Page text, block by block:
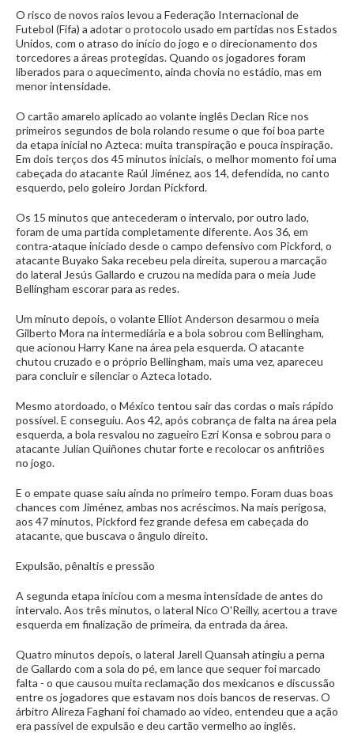
O risco de novos raios levou a Federação Internacional de
Futebol (Fifa) a adotar o protocolo usado em partidas nos Estados
Unidos, com o atraso do início do jogo e o direcionamento dos
torcedores a áreas protegidas. Quando os jogadores foram
liberados para o aquecimento, ainda chovia no estádio, mas em
menor intensidade.
O cartão amarelo aplicado ao volante inglês Declan Rice nos
primeiros segundos de bola rolando resume o que foi boa parte
da etapa inicial no Azteca: muita transpiração e pouca inspiração.
Em dois terços dos 45 minutos iniciais, o melhor momento foi uma
cabeçada do atacante Raúl Jiménez, aos 14, defendida, no canto
esquerdo, pelo goleiro Jordan Pickford.
Os 15 minutos que antecederam o intervalo, por outro lado,
foram de uma partida completamente diferente. Aos 36, em
contra-ataque iniciado desde o campo defensivo com Pickford, o
atacante Buyako Saka recebeu pela direita, superou a marcação
do lateral Jesús Gallardo e cruzou na medida para o meia Jude
Bellingham escorar para as redes.
Um minuto depois, o volante Elliot Anderson desarmou o meia
Gilberto Mora na intermediária e a bola sobrou com Bellingham,
que acionou Harry Kane na área pela esquerda. O atacante
chutou cruzado e o próprio Bellingham, mais uma vez, apareceu
para concluir e silenciar o Azteca lotado.
Mesmo atordoado, o México tentou sair das cordas o mais rápido
possível. E conseguiu. Aos 42, após cobrança de falta na área pela
esquerda, a bola resvalou no zagueiro Ezri Konsa e sobrou para o
atacante Julian Quiñones chutar forte e recolocar os anfitriões
no jogo.
E o empate quase saiu ainda no primeiro tempo. Foram duas boas
chances com Jiménez, ambas nos acréscimos. Na mais perigosa,
aos 47 minutos, Pickford fez grande defesa em cabeçada do
atacante, que buscava o ângulo direito.
Expulsão, pênaltis e pressão
A segunda etapa iniciou com a mesma intensidade de antes do
intervalo. Aos três minutos, o lateral Nico O'Reilly, acertou a trave
esquerda em finalização de primeira, da entrada da área.
Quatro minutos depois, o lateral Jarell Quansah atingiu a perna
de Gallardo com a sola do pé, em lance que sequer foi marcado
falta - o que causou muita reclamação dos mexicanos e discussão
entre os jogadores que estavam nos dois bancos de reservas. O
árbitro Alireza Faghani foi chamado ao vídeo, entendeu que a ação
era passível de expulsão e deu cartão vermelho ao inglês.